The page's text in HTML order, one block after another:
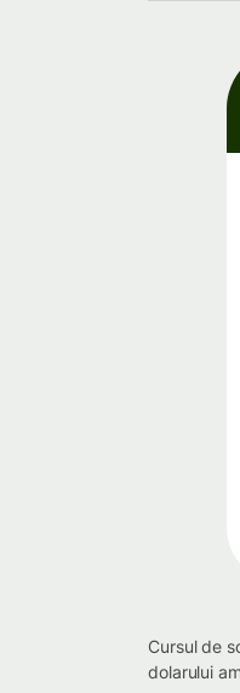
Cursul de
dolarului